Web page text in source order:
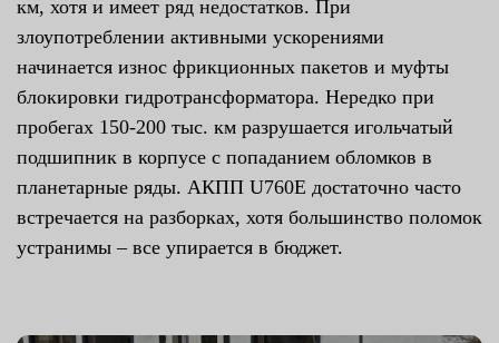
км, хотя и имеет ряд недостатков. При
злоупотреблении активными ускорениями
начинается износ фрикционных пакетов и муфты
блокировки гидротрансформатора. Нередко при
пробегах 150-200 тыс. км разрушается игольчатый
подшипник в корпусе с попаданием обломков в
планетарные ряды. АКПП U760E достаточно часто
встречается на разборках, хотя большинство поломок
устранимы – все упирается в бюджет.